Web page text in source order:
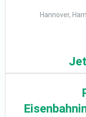
Hannover,